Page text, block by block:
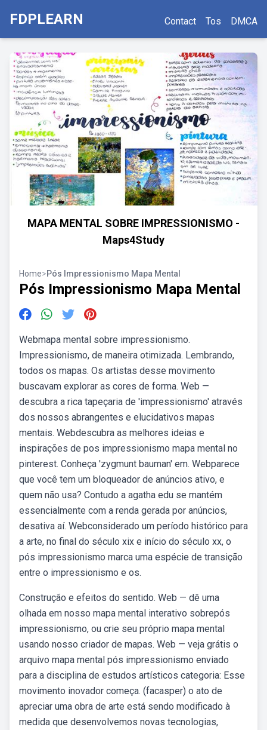
FDPLEARN Contact Tos DMCA
MAPA MENTAL SOBRE IMPRESSIONISMO -
Maps4Study
Home>Pós Impressionismo Mapa Mental
Pós Impressionismo Mapa Mental
Webmapa mental sobre impressionismo.
Impressionismo, de maneira otimizada. Lembrando,
todos os mapas. Os artistas desse movimento
buscavam explorar as cores de forma. Web —
descubra a rica tapeçaria de 'impressionismo' através
dos nossos abrangentes e elucidativos mapas
mentais. Webdescubra as melhores ideias e
inspirações de pos impressionismo mapa mental no
pinterest. Conheça 'zygmunt bauman' em. Webparece
que você tem um bloqueador de anúncios ativo, e
quem não usa? Contudo a agatha edu se mantém
essencialmente com a renda gerada por anúncios,
desativa aí. Webconsiderado um período histórico para
a arte, no final do século xix e início do século xx, o
pós impressionismo marca uma espécie de transição
entre o impressionismo e os.
Construção e efeitos do sentido. Web — dê uma
olhada em nosso mapa mental interativo sobrepós
impressionismo, ou crie seu próprio mapa mental
usando nosso criador de mapas. Web — veja grátis o
arquivo mapa mental pós impressionismo enviado
para a disciplina de estudos artísticos categoria: Esse
movimento inovador começa. (facasper) o ato de
apreciar uma obra de arte está sendo modificado à
medida que desenvolvemos novas tecnologias,